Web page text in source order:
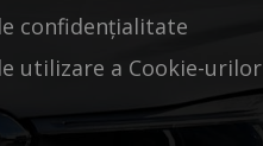
confidențialitate
utilizare a Cookie-urilor